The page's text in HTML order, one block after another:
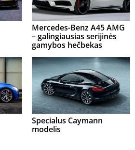
Mercedes-Benz A45 AMG
– galingiausias serijinės
gamybos hečbekas
Specialus Caymann
modelis